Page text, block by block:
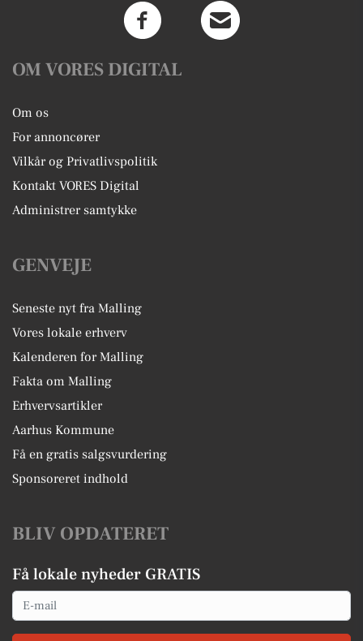
OM VORES DIGITAL
Om os
For annoncører
Vilkår og Privatlivspolitik
Kontakt VORES Digital
Administrer samtykke
GENVEJE
Seneste nyt fra Malling
Vores lokale erhverv
Kalenderen for Malling
Fakta om Malling
Erhvervsartikler
Aarhus Kommune
Få en gratis salgsvurdering
Sponsoreret indhold
BLIV OPDATERET
Få lokale nyheder GRATIS
Email